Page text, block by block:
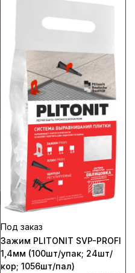
Под заказ
Зажим PLITONIT SVP-PROFI
1,4мм (100шт/упак; 24шт/
кор; 1056шт/пал)